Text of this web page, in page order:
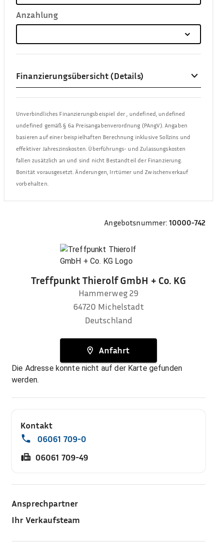
Anzahlung
Finanzierungsübersicht (Details)
Unverbindliches Finanzierungsbeispiel der
undefined, undefined
undefined gemäß § 6a Preisangabenverordnung (PAngV). Angaben
basieren auf einer beispielhaften Berechnung inklusive Sollzins und
effektiver Jahreszinskosten. Überführungs- und Zulassungskosten
fallen zusätzlich an und sind nicht Bestandteil der Finanzierung.
Bonität vorausgesetzt. Änderungen, Irrtümer und Zwischenverkauf
vorbehalten.
Angebotsnummer: 10000-742
Treffpunkt Thierolf GmbH + Co. KG
Hammerweg 29
64720 Michelstadt
Deutschland
Anfahrt
Die Adresse konnte nicht auf der Karte gefunden
werden.
Kontakt
06061 709-0
06061 709-49
Ansprechpartner
Ihr Verkaufsteam